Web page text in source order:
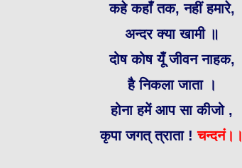
कहे कहाँ तक, नहीं हमारे,
अन्दर क्‍या खामी ॥
दोष कोष यूँ जीवन नाहक,
है निकला जाता ।
होना हमें आप सा कीजो ,
कृपा जगत् त्राता ! चन्दनं।।